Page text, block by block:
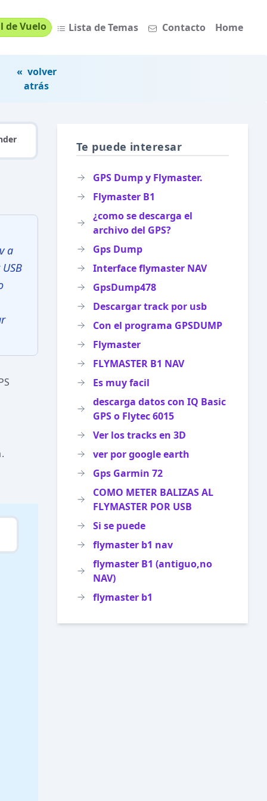
de Vuelo Lista de Temas Contacto Home
« volver
atrás
a
Te puede interesar
GPS Dump y Flymaster.
Flymaster B1
¿como se descarga el
archivo del GPS?
Gps Dump
Interface flymaster NAV
GpsDump478
Descargar track por usb
Con el programa GPSDUMP
Flymaster
FLYMASTER B1 NAV
Es muy facil
descarga datos con IQ Basic
GPS o Flytec 6015
Ver los tracks en 3D
ver por google earth
Gps Garmin 72
COMO METER BALIZAS AL
FLYMASTER POR USB
Si se puede
flymaster b1 nav
flymaster B1 (antiguo,no
NAV)
flymaster b1